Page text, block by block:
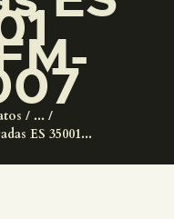
...
ES 35001...